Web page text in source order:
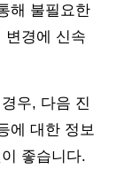
해 불필요한
변경에 신속
우, 다음 진
에 대한 정보
좋습니다.